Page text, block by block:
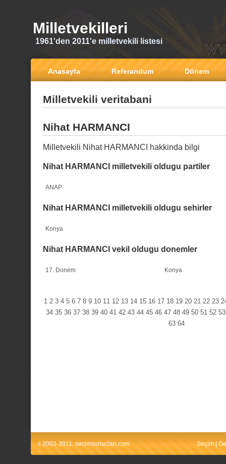
Milletvekilleri
1961'den 2011'e milletvekili listesi
Anasayfa Referandum Dönem
Milletvekili veritabani
Nihat HARMANCI
Milletvekili Nihat HARMANCI hakkinda bilgi
Nihat HARMANCI milletvekili oldugu partiler
ANAP
Nihat HARMANCI milletvekili oldugu sehirler
Konya
Nihat HARMANCI vekil oldugu donemler
17. Donem Konya
1 2 3 4 5 6 7 8 9 10 11 12 13 14 15 16 17 18 19 20 21 22 23
34 35 36 37 38 39 40 41 42 43 44 45 46 47 48 49 50 51 52 53
63 64
c 2003-2011. secimsonuclari.com Seçim